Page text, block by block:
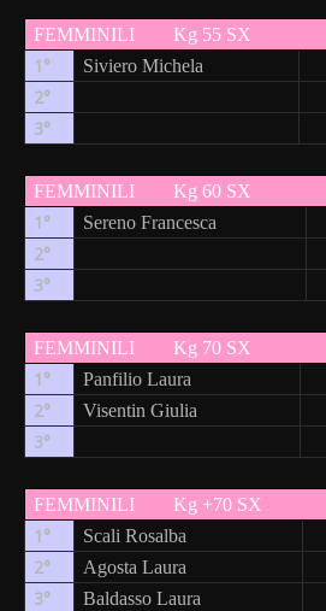
FEMMINILI Kg 55 SX
1° Siviero Michela
2°
3°
FEMMINILI Kg 60 SX
1° Sereno Francesca
2°
3°
FEMMINILI Kg 70 SX
1° Panfilio Laura
2° Visentin Giulia
3°
FEMMINILI Kg +70 SX
1° Scali Rosalba
2° Agosta Laura
3° Baldasso Laura